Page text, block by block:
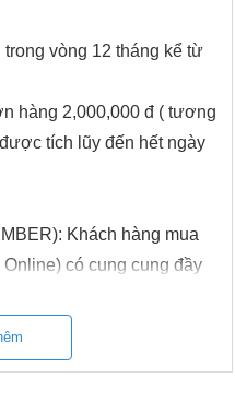
vòng 12 tháng kể từ
hàng 2,000,000 đ ( tương
tích lũy đến hết ngày
Khách hàng mua
có cung cung đầy